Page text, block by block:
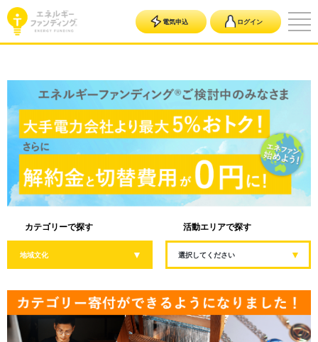
電気申込 ログイン
カテゴリーで探す 活動エリアで探す